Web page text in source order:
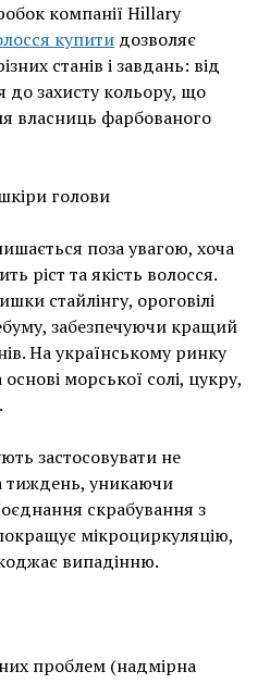
компанії Hillary
купитидозволяє
станів і завдань: від
до захисту кольору, що
власниць фарбованого
голови
поза увагою, хоча
ріст та якість волосся.
стайлінгу, ороговілі
забезпечуючи кращий
На українському ринку
морської солі, цукру,
застосовувати не
тиждень, уникаючи
скрабування з
мікроциркуляцію,
випадінню.
проблем (надмірна